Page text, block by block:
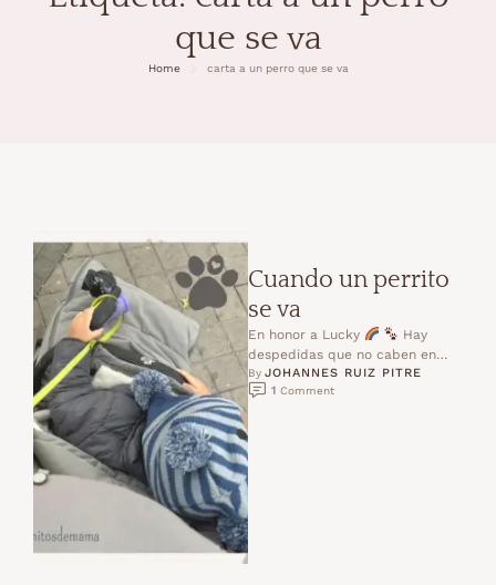
que se va
Home carta a un perro que se va
Cuando un perrito
se va
En honor a Lucky
Hay
despedidas que no caben en
palabras.Hay adioses que se
sienten en …
By JOHANNES RUIZ PITRE
1 Comment